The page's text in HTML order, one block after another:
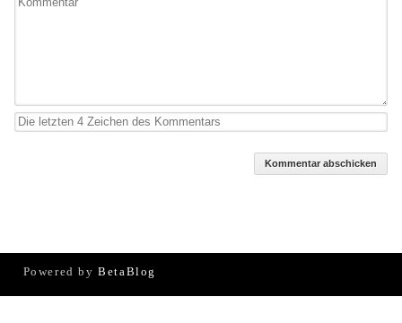
Kommentar abschicken
Powered byBetaBlog